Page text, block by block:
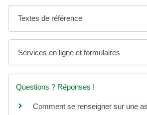
Textes de référence
Services en ligne et formulaires
Questions ? Réponses !
Comment se renseigner sur une